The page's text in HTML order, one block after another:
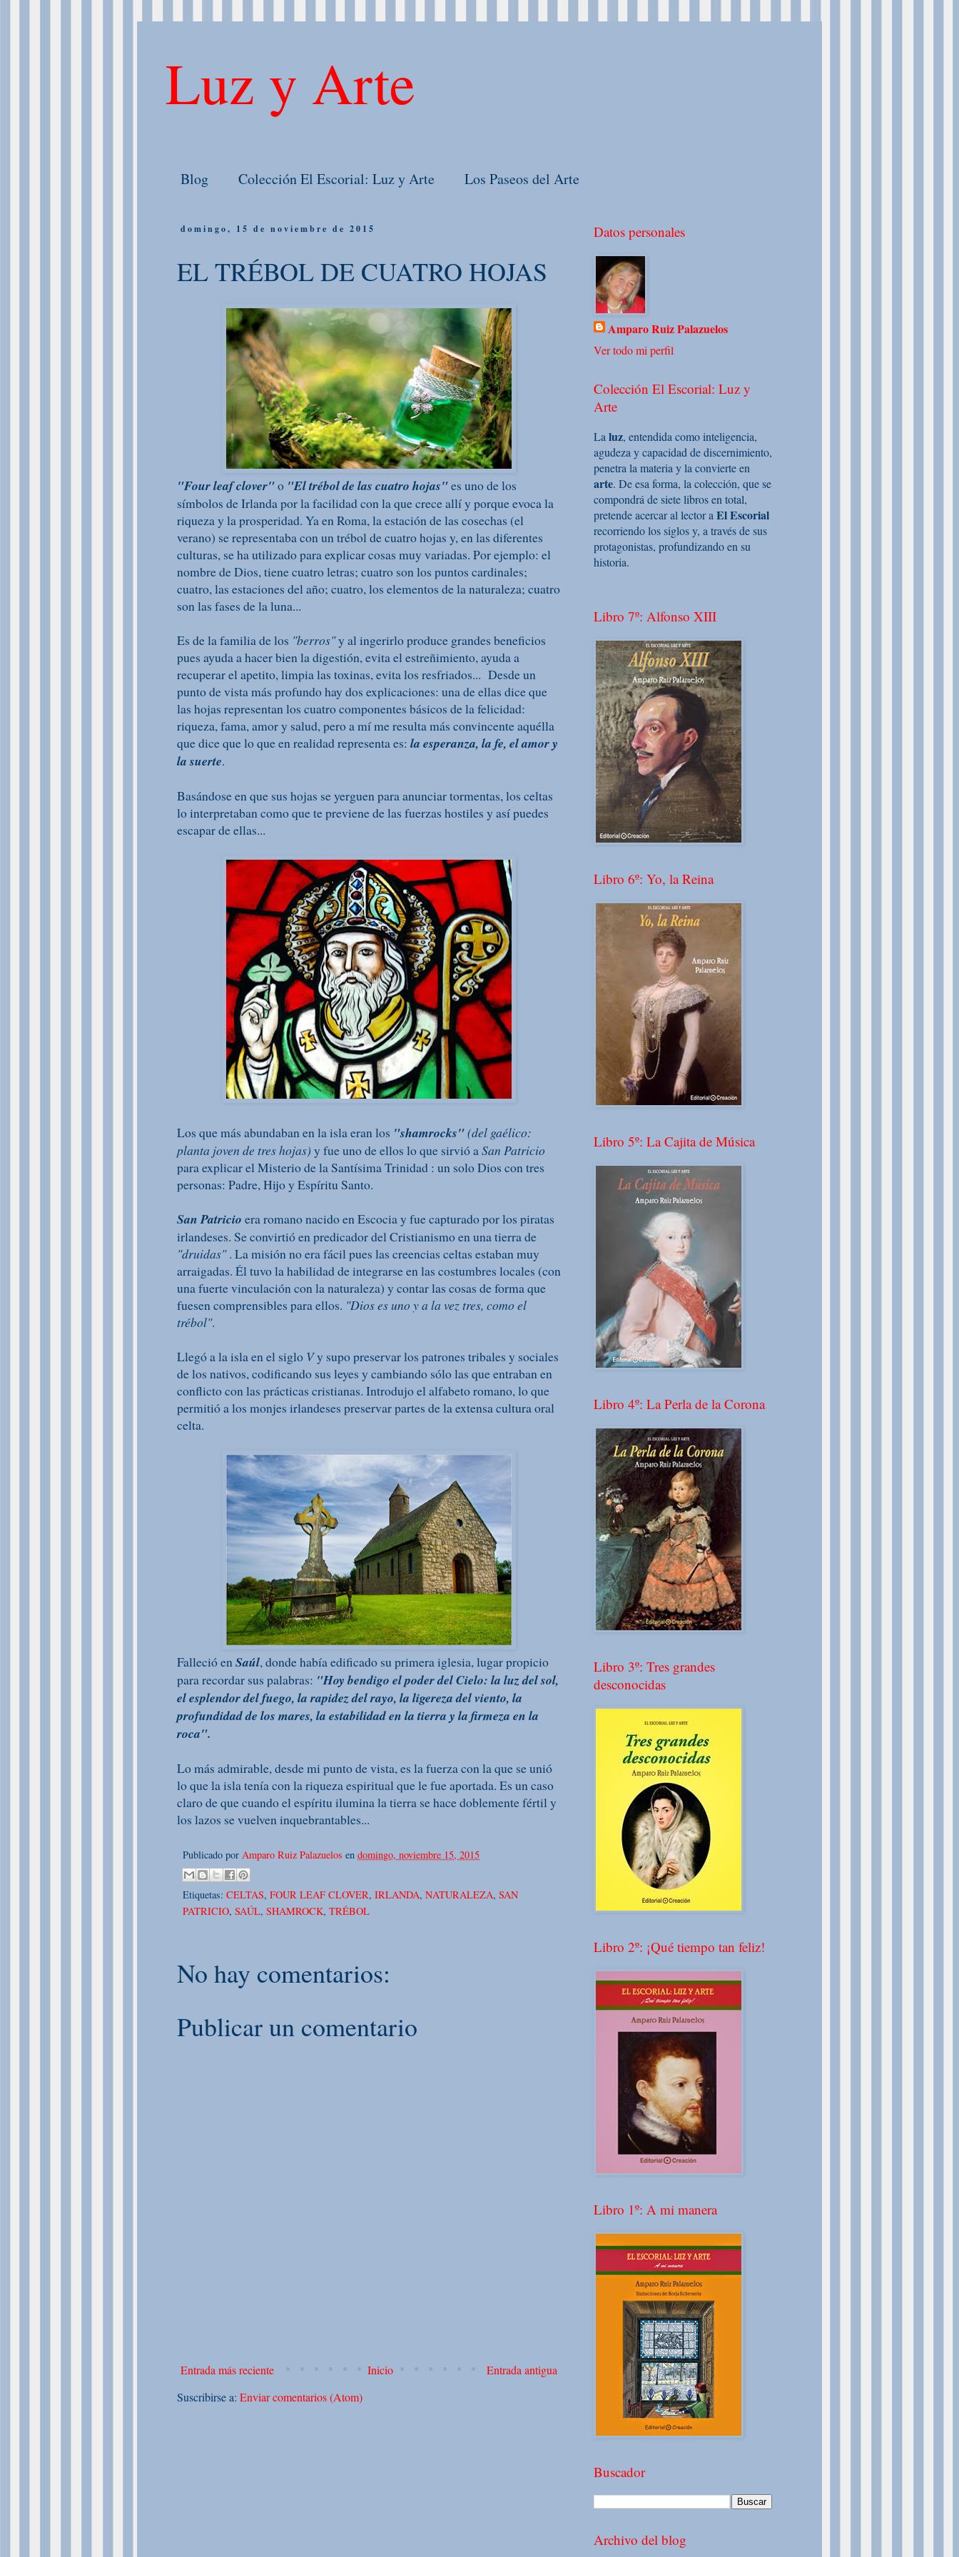
Luz y Arte
Blog Colección El Escorial: Luz y Arte Los Paseos del Arte
domingo, 15 de noviembre de 2015
EL TRÉBOL DE CUATRO HOJAS
"Four leaf clover"o "El trébol de las cuatro hojas"es uno de los
símbolos de Irlanda por la facilidad con la que crece allí y porque evoca la
riqueza y la prosperidad. Ya en Roma, la estación de las cosechas (el
verano) se representaba con un trébol de cuatro hojas y, en las diferentes
culturas, se ha utilizado para explicar cosas muy variadas. Por ejemplo: el
nombre de Dios, tiene cuatro letras; cuatro son los puntos cardinales;
cuatro, las estaciones del año; cuatro, los elementos de la naturaleza; cuatro
son las fases de la luna...
Es de la familia de los "berros"y al ingerirlo produce grandes beneficios
pues ayuda a hacer bien la digestión, evita el estreñimiento, ayuda a
recuperar el apetito, limpia las toxinas, evita los resfriados... Desde un
punto de vista más profundo hay dos explicaciones: una de ellas dice que
las hojas representan los cuatro componentes básicos de la felicidad:
riqueza, fama, amor y salud, pero a mí me resulta más convincente aquélla
que dice que lo que en realidad representa es: la esperanza, la fe, el amor y
la suerte.
Basándose en que sus hojas se yerguen para anunciar tormentas, los celtas
lo interpretaban como que te previene de las fuerzas hostiles y así puedes
escapar de ellas...
Los que más abundaban en la isla eran los "shamrocks"(del gaélico:
planta joven de tres hojas) y fue uno de ellos lo que sirvió a San Patricio
para explicar el Misterio de la Santísima Trinidad : un solo Dios con tres
personas: Padre, Hijo y Espíritu Santo.
San Patricio era romano nacido en Escocia y fue capturado por los piratas
irlandeses. Se convirtió en predicador del Cristianismo en una tierra de
"druidas". La misión no era fácil pues las creencias celtas estaban muy
arraigadas. Él tuvo la habilidad de integrarse en las costumbres locales (con
una fuerte vinculación con la naturaleza) y contar las cosas de forma que
fuesen comprensibles para ellos. "Dios es uno y a la vez tres, como el
trébol".
Llegó a la isla en el siglo Vy supo preservar los patrones tribales y sociales
de los nativos, codificando sus leyes y cambiando sólo las que entraban en
conflicto con las prácticas cristianas. Introdujo el alfabeto romano, lo que
permitió a los monjes irlandeses preservar partes de la extensa cultura oral
celta.
Falleció en Saúl, donde había edificado su primera iglesia, lugar propicio
para recordar sus palabras: "Hoy bendigo el poder del Cielo: la luz del sol,
el esplendor del fuego, la rapidez del rayo, la ligereza del viento, la
profundidad de los mares, la estabilidad en la tierra y la firmeza en la
roca".
Lo más admirable, desde mi punto de vista, es la fuerza con la que se unió
lo que la isla tenía con la riqueza espiritual que le fue aportada. Es un caso
claro de que cuando el espíritu ilumina la tierra se hace doblemente fértil y
los lazos se vuelven inquebrantables...
Publicado por Amparo Ruiz Palazuelos en domingo, noviembre 15, 2015
Etiquetas: CELTAS, FOUR LEAF CLOVER, IRLANDA, NATURALEZA, SAN
PATRICIO, SAÚL, SHAMROCK, TRÉBOL
No hay comentarios:
Publicar un comentario
Entrada más reciente Entrada antigua
Inicio
Suscribirse a: Enviar comentarios (Atom)
Datos personales
Amparo Ruiz Palazuelos
Ver todo mi perfil
Colección El Escorial: Luz y
Arte
La luz, entendida como inteligencia,
agudeza y capacidad de discernimiento,
penetra la materia y la convierte en
arte. De esa forma, la colección, que se
compondrá de siete libros en total,
pretende acercar al lector a El Escorial
recorriendo los siglos y, a través de sus
protagonistas, profundizando en su
historia.
Libro 7º: Alfonso XIII
Libro 6º: Yo, la Reina
Libro 5º: La Cajita de Música
Libro 4º: La Perla de la Corona
Libro 3º: Tres grandes
desconocidas
Libro 2º: ¡Qué tiempo tan feliz!
Libro 1º: A mi manera
Buscador
Archivo del blog